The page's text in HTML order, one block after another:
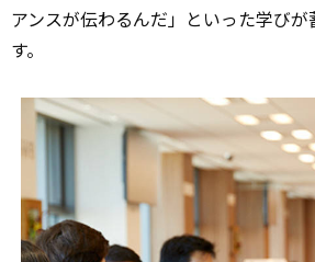
アンスが伝わるんだ」といった学び
す。